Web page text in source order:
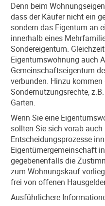
Denn beim
dass der Käufer nicht ein
sondern das Eigentum an
innerhalb eines
Sondereigentum.
Eigentumswohnung auch
Gemeinschaftseigentum
verbunden. Hinzu
Sondernutzungsrechte,
Garten.
Wenn Sie eine
sollten Sie sich vorab auch
Entscheidungsprozesse
Eigentümergemeinschaft
gegebenenfalls die
zum Wohnungskauf
frei von offenen
Ausführlichere